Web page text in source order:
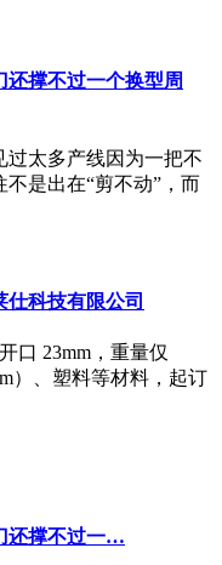
还撑不过一个换型周
过太多产线因为一把不
是出在“剪不动”，而
科技有限公司
口 23mm，重量仅
）、塑料等材料，起订
还撑不过一…